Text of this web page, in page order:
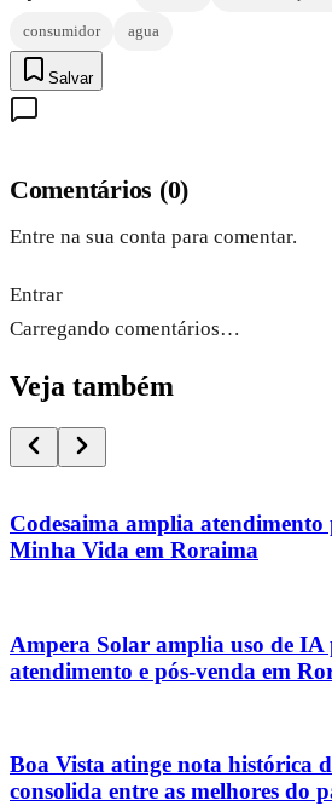
consumidor agua
Salvar
Comentários (0)
Entre na sua conta para comentar.
Entrar
Carregando comentários…
Veja também
Codesaima amplia
Minha Vida em Roraima
Ampera Solar amplia uso de
atendimento e pós-venda em
Boa Vista atinge nota histórica
consolida entre as melhores do